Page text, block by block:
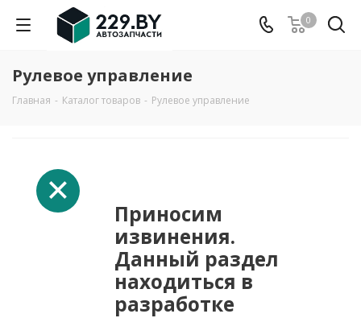
0
Рулевое управление
Главная - Каталог товаров - Рулевое управление
Приносим
извинения.
Данный раздел
находиться в
разработке